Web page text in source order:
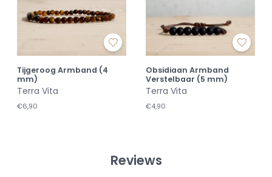
Tijgeroog Armband (4
mm)
Terra Vita
€6,90
Obsidiaan Armband
Verstelbaar (5 mm)
Terra Vita
€4,90
Reviews